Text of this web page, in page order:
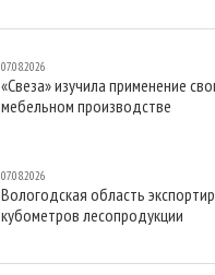
07.08.2026
«Свеза» изучила применение
мебельном производстве
07.08.2026
Вологодская область
кубометров лесопродукции